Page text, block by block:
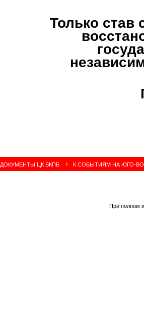
Только став
ДОКУМЕНТЫ ЦК ВКПБ К СОБЫТИЯМ НА ЮГО-
При полном